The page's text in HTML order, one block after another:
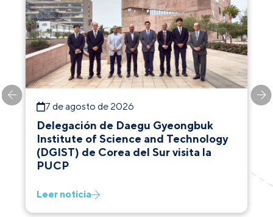
7 de agosto de 2026
Delegación de Daegu Gyeongbuk
Institute of Science and Technology
(DGIST) de Corea del Sur visita la
PUCP
Leer noticia